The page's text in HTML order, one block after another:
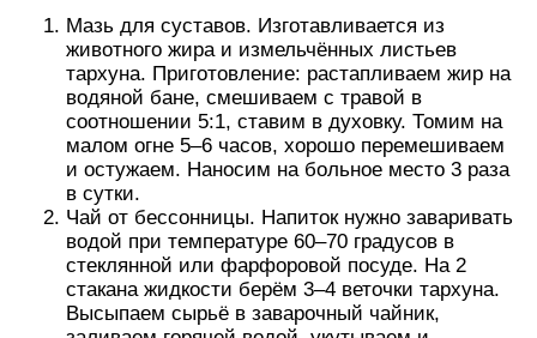
Мазь для суставов. Изготавливается из
животного жира и измельчённых листьев
тархуна. Приготовление: растапливаем жир на
водяной бане, смешиваем с травой в
соотношении 5:1, ставим в духовку. Томим на
малом огне 5–6 часов, хорошо перемешиваем
и остужаем. Наносим на больное место 3 раза
в сутки.
Чай от бессонницы. Напиток нужно заваривать
водой при температуре 60–70 градусов в
стеклянной или фарфоровой посуде. На 2
стакана жидкости берём 3–4 веточки тархуна.
Высыпаем сырьё в заварочный чайник,